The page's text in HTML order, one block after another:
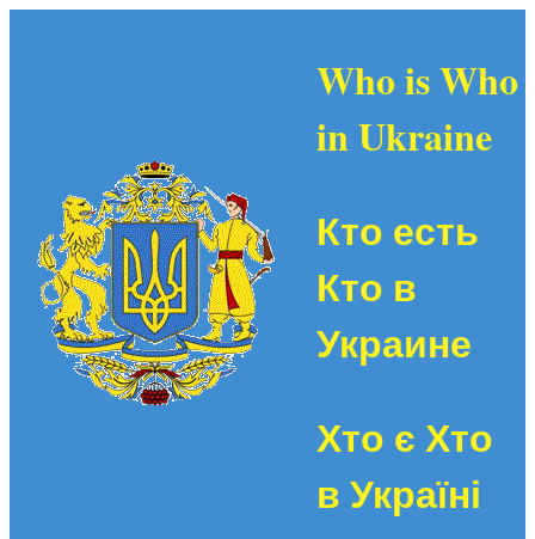
Who is Who
in Ukraine
Кто есть
Кто в
Украине
Хто є Хто
в Україні